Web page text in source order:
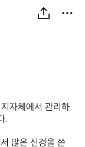
자체에서 관리하
.
많은 신경을 쓴